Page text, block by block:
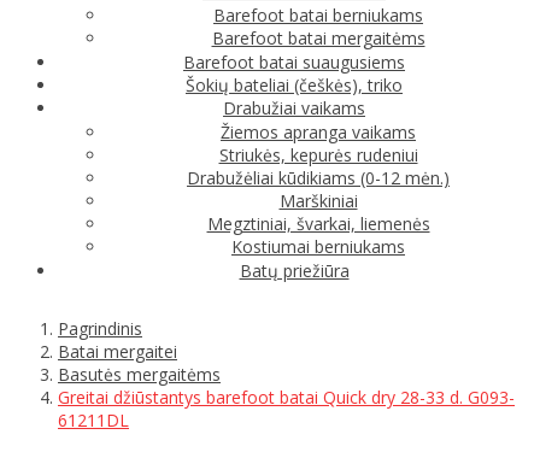
Barefoot batai berniukams
Barefoot batai mergaitėms
Barefoot batai suaugusiems
Šokių bateliai (češkės), triko
Drabužiai vaikams
Žiemos apranga vaikams
Striukės, kepurės rudeniui
Drabužėliai kūdikiams (0-12 mėn.)
Marškiniai
Megztiniai, švarkai, liemenės
Kostiumai berniukams
Batų priežiūra
Pagrindinis
Batai mergaitei
Basutės mergaitėms
Greitai džiūstantys barefoot batai Quick dry 28-33 d. G093-
61211DL